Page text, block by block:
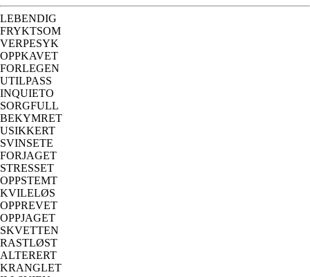
LEBENDIG
FRYKTSOM
VERPESYK
OPPKAVET
FORLEGEN
UTILPASS
INQUIETO
SORGFULL
BEKYMRET
USIKKERT
SVINSETE
FORJAGET
STRESSET
OPPSTEMT
KVILELØS
OPPREVET
OPPJAGET
SKVETTEN
RASTLØST
ALTERERT
KRANGLET